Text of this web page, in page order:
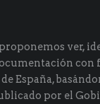
proponemos ver,
con
España,
por el